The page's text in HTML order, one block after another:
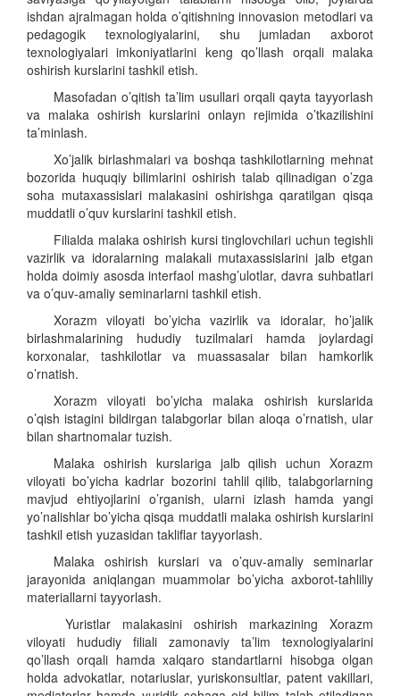
ishdan ajralmagan holda o’qitishning innovasion metodlari va
pedagogik texnologiyalarini, shu jumladan axborot
texnologiyalari imkoniyatlarini keng qo’llash orqali malaka
oshirish kurslarini tashkil etish.
Masofadan o’qitish ta’lim usullari orqali qayta tayyorlash
va malaka oshirish kurslarini onlayn rejimida o’tkazilishini
ta’minlash.
Xo’jalik birlashmalari va boshqa tashkilotlarning mehnat
bozorida huquqiy bilimlarini oshirish talab qilinadigan o’zga
soha mutaxassislari malakasini oshirishga qaratilgan qisqa
muddatli o’quv kurslarini tashkil etish.
Filialda malaka oshirish kursi tinglovchilari uchun tegishli
vazirlik va idoralarning malakali mutaxassislarini jalb etgan
holda doimiy asosda interfaol mashg’ulotlar, davra suhbatlari
va o’quv-amaliy seminarlarni tashkil etish.
Xorazm viloyati bo’yicha vazirlik va idoralar, ho’jalik
birlashmalarining hududiy tuzilmalari hamda joylardagi
korxonalar, tashkilotlar va muassasalar bilan hamkorlik
o’rnatish.
Xorazm viloyati bo’yicha malaka oshirish kurslarida
o’qish istagini bildirgan talabgorlar bilan aloqa o’rnatish, ular
bilan shartnomalar tuzish.
Malaka oshirish kurslariga jalb qilish uchun Xorazm
viloyati bo’yicha kadrlar bozorini tahlil qilib, talabgorlarning
mavjud ehtiyojlarini o’rganish, ularni izlash hamda yangi
yo’nalishlar bo’yicha qisqa muddatli malaka oshirish kurslarini
tashkil etish yuzasidan takliflar tayyorlash.
Malaka oshirish kurslari va o’quv-amaliy seminarlar
jarayonida aniqlangan muammolar bo’yicha axborot-tahliliy
materiallarni tayyorlash.
Yuristlar malakasini oshirish markazining Xorazm
viloyati hududiy filiali zamonaviy ta’lim texnologiyalarini
qo’llash orqali hamda xalqaro standartlarni hisobga olgan
holda advokatlar, notariuslar, yuriskonsultlar, patent vakillari,